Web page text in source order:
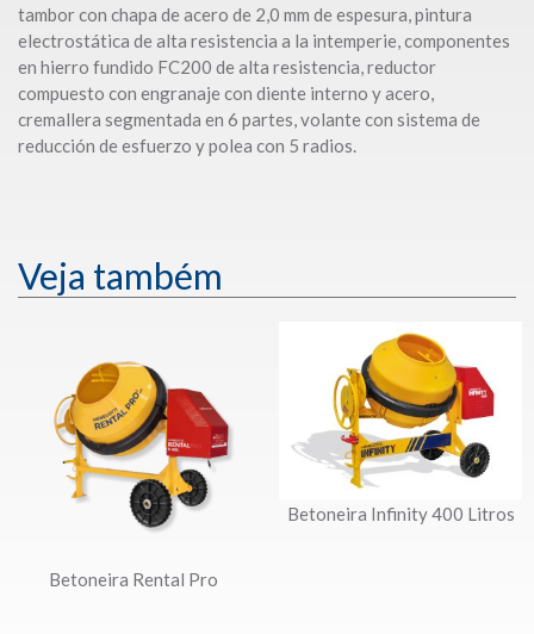
tambor con chapa de acero de 2,0 mm de espesura, pintura
electrostática de alta resistencia a la intemperie, componentes
en hierro fundido FC200 de alta resistencia, reductor
compuesto con engranaje con diente interno y acero,
cremallera segmentada en 6 partes, volante con sistema de
reducción de esfuerzo y polea con 5 radios.
Veja também
Betoneira Rental Pro
Betoneira Infinity 400 Litros